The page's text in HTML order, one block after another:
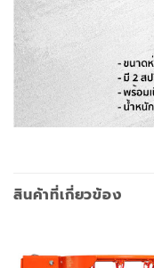
สินค้าที่เกี่ยวข้อง